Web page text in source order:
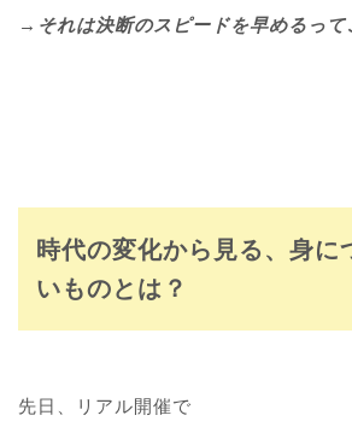
→それは決断のスピードを早めるって
時代の変化から見る、身に
いものとは？
先日、リアル開催で